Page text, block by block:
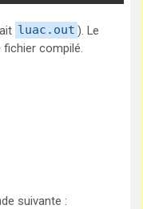
luac.out ). Le
compilé.
suivante :